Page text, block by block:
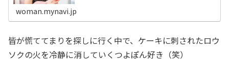
woman.mynavi.jp
皆が慌ててまりを探しに行く中で、ケーキに刺されたロウ
ソクの火を冷静に消していくつよぽん好き（笑）